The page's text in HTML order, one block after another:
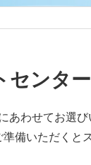
センタ
あわせてお選
準備いただくと